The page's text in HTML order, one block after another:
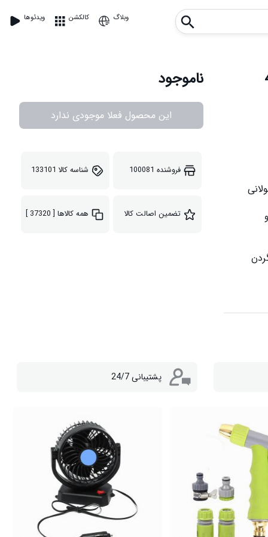
ویدئوها کالکشن وبلاگ
ناموجود
این محصول فعلا موجودی ندارد
فروشنده 100081 شناسه کالا 133101
تضمین اصالت کالا همه کالاها [ 37320 ]
پشتیبانی 24/7